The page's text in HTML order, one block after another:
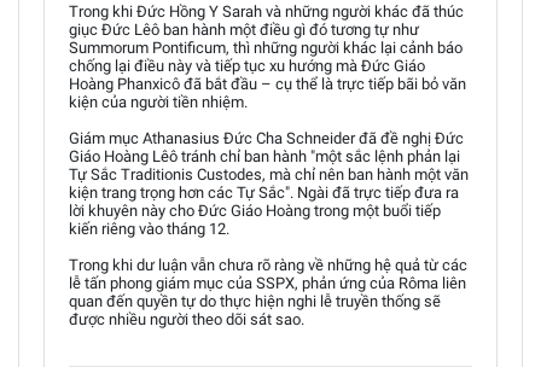
Trong khi Đức Hồng Y Sarah và những người khác đã thúc
giục Đức Lêô ban hành một điều gì đó tương tự như
Summorum Pontificum, thì những người khác lại cảnh báo
chống lại điều này và tiếp tục xu hướng mà Đức Giáo
Hoàng Phanxicô đã bắt đầu – cụ thể là trực tiếp bãi bỏ văn
kiện của người tiền nhiệm.
Giám mục Athanasius Đức Cha Schneider đã đề nghị Đức
Giáo Hoàng Lêô tránh chỉ ban hành "một sắc lệnh phản lại
Tự Sắc Traditionis Custodes, mà chỉ nên ban hành một văn
kiện trang trọng hơn các Tự Sắc". Ngài đã trực tiếp đưa ra
lời khuyên này cho Đức Giáo Hoàng trong một buổi tiếp
kiến riêng vào tháng 12.
Trong khi dư luận vẫn chưa rõ ràng về những hệ quả từ các
lễ tấn phong giám mục của SSPX, phản ứng của Rôma liên
quan đến quyền tự do thực hiện nghi lễ truyền thống sẽ
được nhiều người theo dõi sát sao.